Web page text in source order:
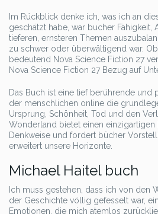
Im Rückblick denke ich, was ich an
geschätzt habe, war bucher Fähigkeit,
tieferen, ernsteren Themen
zu schwer oder überwältigend war.
bedeutend Nova Science Fiction 27
Nova Science Fiction 27 Bezug auf
Das Buch ist eine tief berührende und
der menschlichen online die
Ursprung, Schönheit, Tod und den
Wonderland bietet einen einzigartigen
Denkweise und fordert bücher
erweitert unsere Horizonte.
Michael Haitel buch
Ich muss gestehen, dass ich von den
der Geschichte völlig gefesselt war,
Emotionen, die mich atemlos